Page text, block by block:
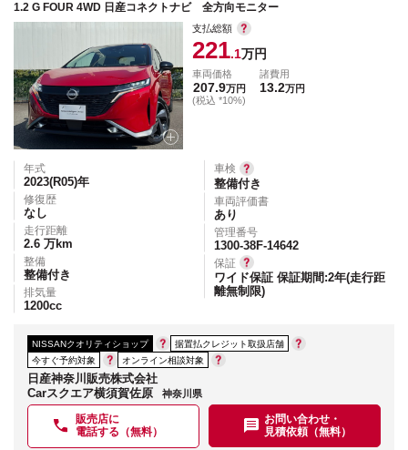
1.2 G FOUR 4WD 日産コネクトナビ 全方向モニター
支払総額
221.1万円
車両価格
207.9万円
(税込 *10%)
諸費用
13.2万円
年式
2023(R05)年
修復歴
なし
走行距離
2.6 万km
整備
整備付き
排気量
1200cc
車検
整備付き
車両評価書
あり
管理番号
1300-38F-14642
保証
ワイド保証 保証期間:2年(走行距
離無制限)
NISSANクオリティショップ
据置払クレジット取扱店舗
今すぐ予約対象
オンライン相談対象
日産神奈川販売株式会社
Carスクエア横須賀佐原
神奈川県
販売店に
電話する（無料）
お問い合わせ・
見積依頼（無料）